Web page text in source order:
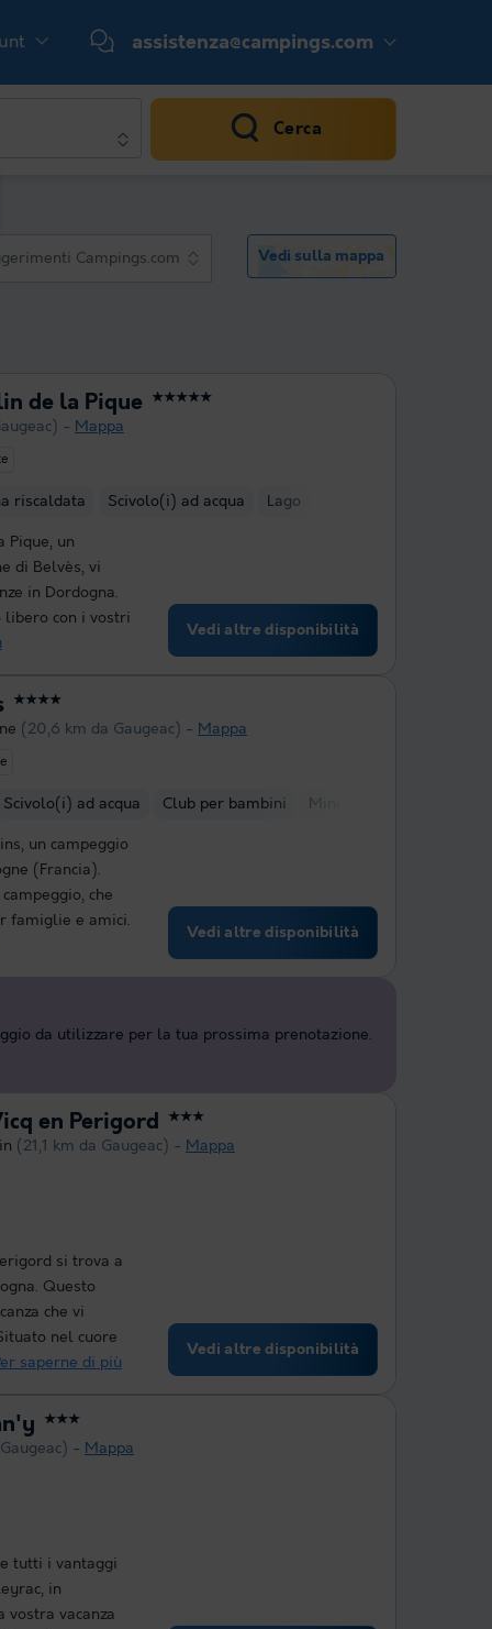
assistenza@campings.com
Cerca
Campings.com Vedi sulla mappa
de la Pique ★★★★★
Mappa
riscaldata Scivolo(i) ad acqua Lago
Pique, un
di Belvès, vi
in Dordogna.
con i vostri
Vedi altre disponibilità
★★★★
(20,6 km da Gaugeac) Mappa
Scivolo(i) ad acqua Club per bambini Mini-golf
un campeggio
(Francia).
che
famiglie e amici.
Vedi altre disponibilità
en Perigord ★★★
(21,1 km da Gaugeac)
Mappa
si trova a
Questo
che vi
nel cuore
saperne di più
Vedi altre disponibilità
★★★
Mappa
tutti i vantaggi
in
vostra vacanza
da utilizzare per la tua prossima prenotazione.